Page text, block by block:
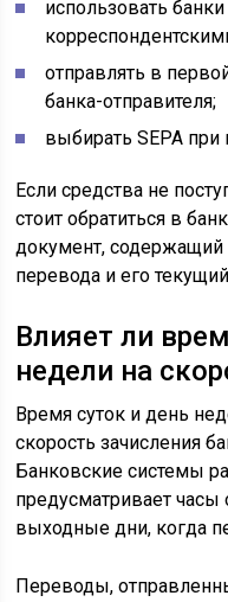
использовать
отправлять в
банка-отправителя;
выбирать SEPA
Если средства не
стоит обратиться в
документ,
перевода и его текущий
Влияет ли
недели на
Время суток и день
скорость зачисления
Банковские системы
предусматривает часы
выходные дни, когда
Переводы,